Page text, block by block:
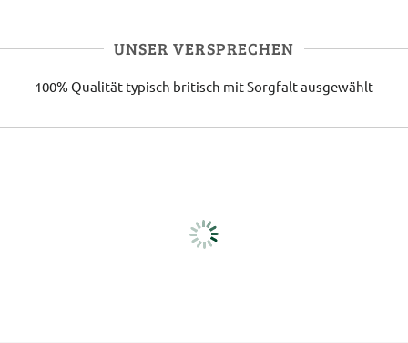
UNSER VERSPRECHEN
100% Qualität typisch britisch mit Sorgfalt ausgewählt